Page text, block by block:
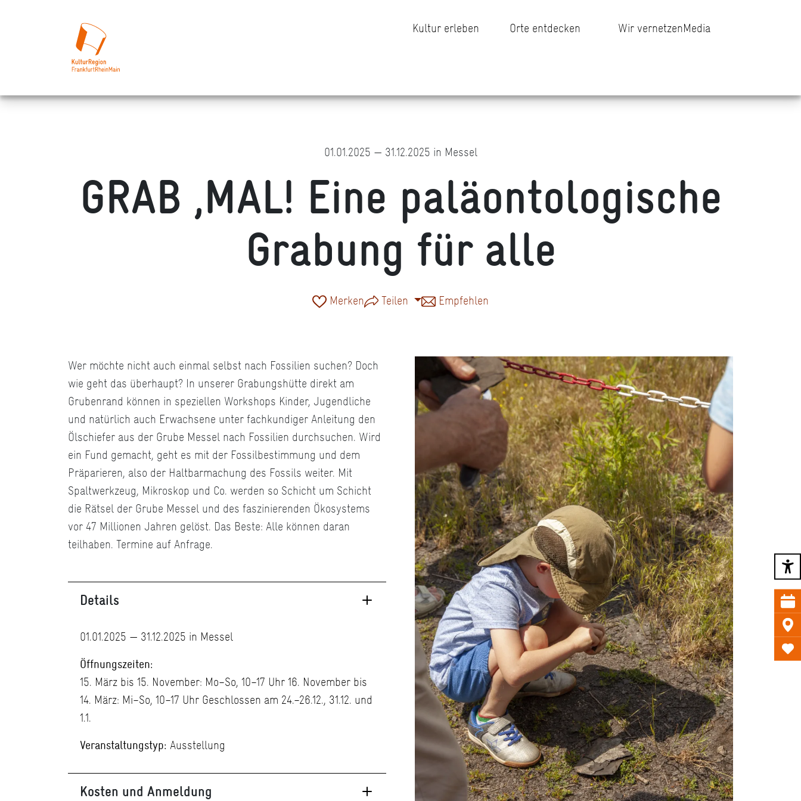
Kultur erleben Orte entdecken Wir vernetzenMedia
01.01.2025 — 31.12.2025 in Messel
GRAB ‚MAL! Eine paläontologische
Grabung für alle
Merken Teilen Empfehlen
Wer möchte nicht auch einmal selbst nach Fossilien suchen? Doch
wie geht das überhaupt? In unserer Grabungshütte direkt am
Grubenrand können in speziellen Workshops Kinder, Jugendliche
und natürlich auch Erwachsene unter fachkundiger Anleitung den
Ölschiefer aus der Grube Messel nach Fossilien durchsuchen. Wird
ein Fund gemacht, geht es mit der Fossilbestimmung und dem
Präparieren, also der Haltbarmachung des Fossils weiter. Mit
Spaltwerkzeug, Mikroskop und Co. werden so Schicht um Schicht
die Rätsel der Grube Messel und des faszinierenden Ökosystems
vor 47 Millionen Jahren gelöst. Das Beste: Alle können daran
teilhaben. Termine auf Anfrage.
Details
01.01.2025 — 31.12.2025 in Messel
Öffnungszeiten:
15. März bis 15. November: Mo–So, 10–17 Uhr 16. November bis
14. März: Mi–So, 10–17 Uhr Geschlossen am 24.–26.12., 31.12. und
1.1.
Veranstaltungstyp: Ausstellung
Kosten und Anmeldung